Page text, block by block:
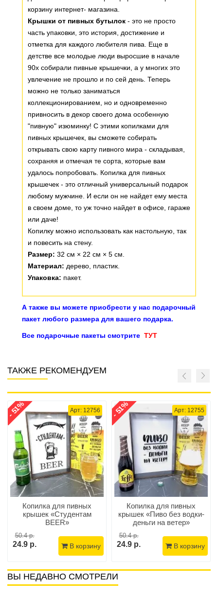
корзину интернет- магазина.
Крышки от пивных бутылок - это не просто
часть упаковки, это история, достижение и
отметка для каждого любителя пива. Еще в
детстве все молодые люди выросшие в начале
90х собирали пивные крышечки, а у многих это
увлечение не прошло и по сей день. Теперь
можно не только заниматься
коллекционированием, но и одновременно
привносить в декор своего дома особенную
"пивную" изюминку! С этими копилками для
пивных крышечек, вы сможете собирать
открывать свою карту пивного мира - складывая,
сохраняя и отмечая те сорта, которые вам
удалось попробовать. Копилка для пивных
крышечек - это отличный универсальный подарок
любому мужчине. И если он не найдет ему места
в своем доме, то уж точно найдет в офисе, гараже
или даче!
Копилку можно использовать как настольную, так
и повесить на стену.
Размер: 32 см × 22 см × 5 см.
Материал: дерево, пластик.
Упаковка: пакет.
А также вы можете приобрести у нас подарочный
пакет любого размера для вашего подарка.
Все подарочные пакеты смотрите ТУТ
ТАКЖЕ РЕКОМЕНДУЕМ
Арт: 12756
Копилка для пивных
крышек «Студентам
BEER»
50.4 р.
24.9 р.
- 51%
В корзину
Арт: 12755
Копилка для пивных
крышек «Пиво без водки-
деньги на ветер»
50.4 р.
24.9 р.
- 51%
В корзину
ВЫ НЕДАВНО СМОТРЕЛИ